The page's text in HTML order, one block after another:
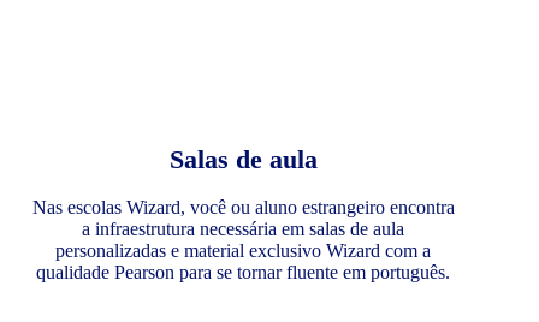
Salas de aula
Nas escolas Wizard, você ou aluno estrangeiro encontra
a infraestrutura necessária em salas de aula
personalizadas e material exclusivo Wizard com a
qualidade Pearson para se tornar fluente em português.